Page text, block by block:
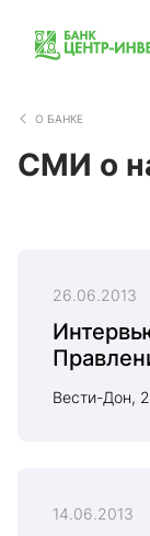
О БАНКЕ
СМИ о
26.06.2013
Вести-Дон,
14.06.2013